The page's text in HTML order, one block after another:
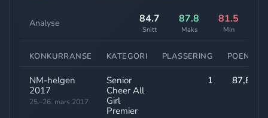
Analyse 84.7
Snitt
87.8
Maks
81.5
Min
KONKURRANSE KATEGORI PLASSERING POENG
NM-helgen
2017
25.–26. mars 2017
Senior
Cheer All
Girl
Premier
1 87,80